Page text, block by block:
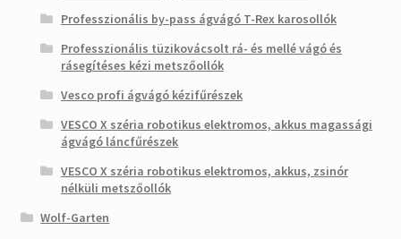
Professzionális by-pass ágvágó T-Rex karosollók
Professzionális tüzikovácsolt rá- és mellé vágó és
rásegítéses kézi metszőollók
Vesco profi ágvágó kézifűrészek
VESCO X széria robotikus elektromos, akkus magassági
ágvágó láncfűrészek
VESCO X széria robotikus elektromos, akkus, zsinór
nélküli metszőollók
Wolf-Garten